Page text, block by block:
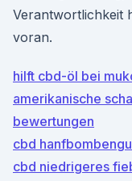
Verantwortlichkeit
voran.
hilft cbd-öl bei
amerikanische
bewertungen
cbd
cbd niedrigeres